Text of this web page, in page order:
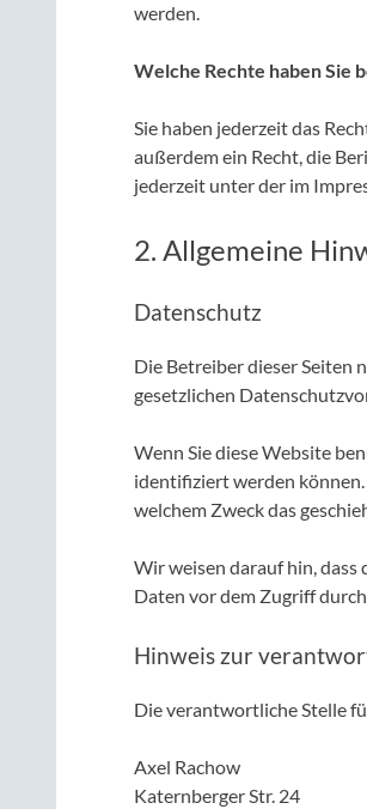
werden.
Welche Rechte haben Sie
Sie haben jederzeit das
außerdem ein Recht, die
jederzeit unter der im
2. Allgemeine
Datenschutz
Die Betreiber dieser Seiten
gesetzlichen
Wenn Sie diese Website
identifiziert werden
welchem Zweck das
Wir weisen darauf hin,
Daten vor dem Zugriff
Hinweis zur
Die verantwortliche Stelle
Axel Rachow
Katernberger Str. 24